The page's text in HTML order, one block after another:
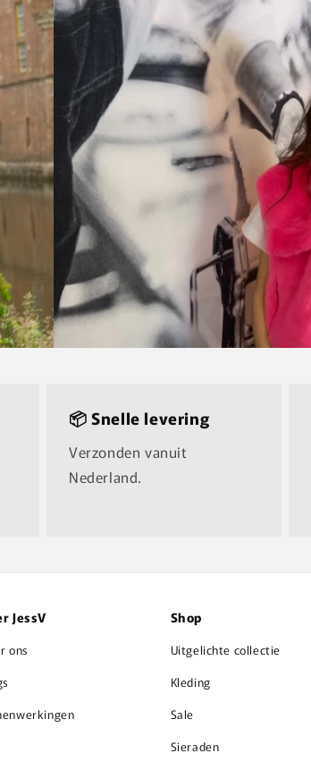
📦 Snelle levering
Verzonden vanuit
Nederland.
JessV
ons
Shop
Uitgelichte collectie
Kleding
Sale
Sieraden